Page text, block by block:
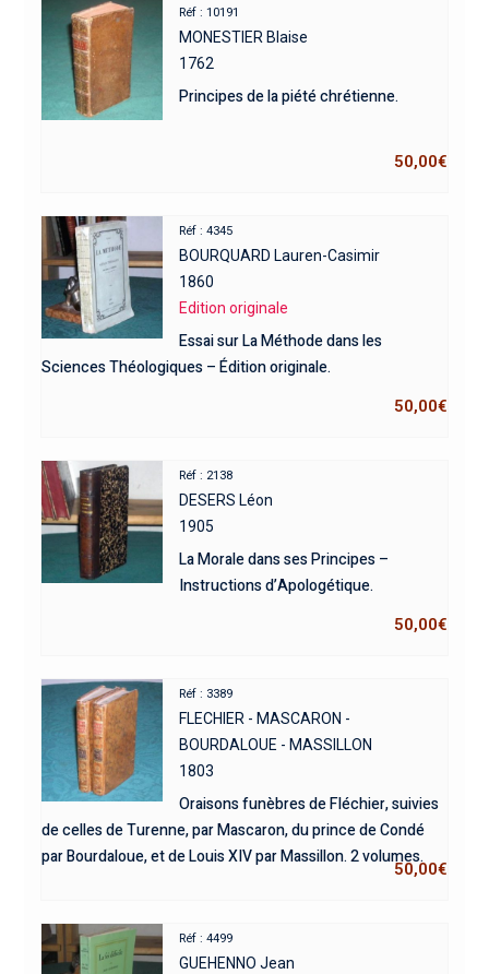
Réf : 10191
MONESTIER Blaise
1762
Principes de la piété chrétienne.
50,00€
Réf : 4345
BOURQUARD Lauren-Casimir
1860
Edition originale
Essai sur La Méthode dans les
Sciences Théologiques – Édition originale.
50,00€
Réf : 2138
DESERS Léon
1905
La Morale dans ses Principes –
Instructions d’Apologétique.
50,00€
Réf : 3389
FLECHIER - MASCARON -
BOURDALOUE - MASSILLON
1803
Oraisons funèbres de Fléchier, suivies
de celles de Turenne, par Mascaron, du prince de Condé
par Bourdaloue, et de Louis XIV par Massillon. 2 volumes.
50,00€
Réf : 4499
GUEHENNO Jean